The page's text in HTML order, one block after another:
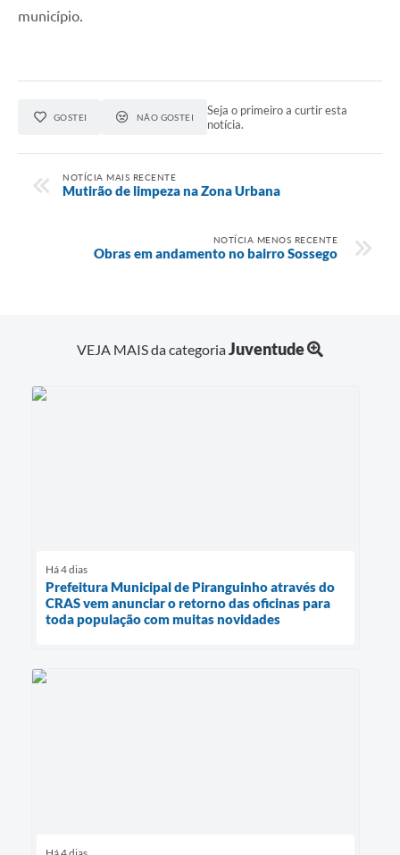
município.
GOSTEI NÃO GOSTEI
Seja o primeiro a curtir esta
notícia.
NOTÍCIA MAIS RECENTE
Mutirão de limpeza na Zona Urbana
NOTÍCIA MENOS RECENTE
Obras em andamento no bairro Sossego
VEJA MAIS da categoriaJuventude
Há 4 dias
Prefeitura Municipal de Piranguinho através do
CRAS vem anunciar o retorno das oficinas para
toda população com muitas novidades